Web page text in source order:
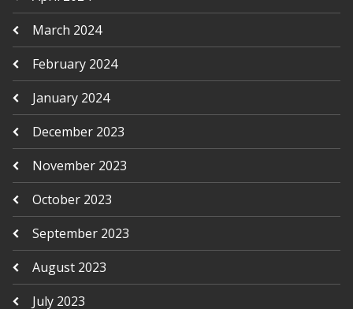
March 2024
February 2024
January 2024
December 2023
November 2023
October 2023
September 2023
August 2023
July 2023